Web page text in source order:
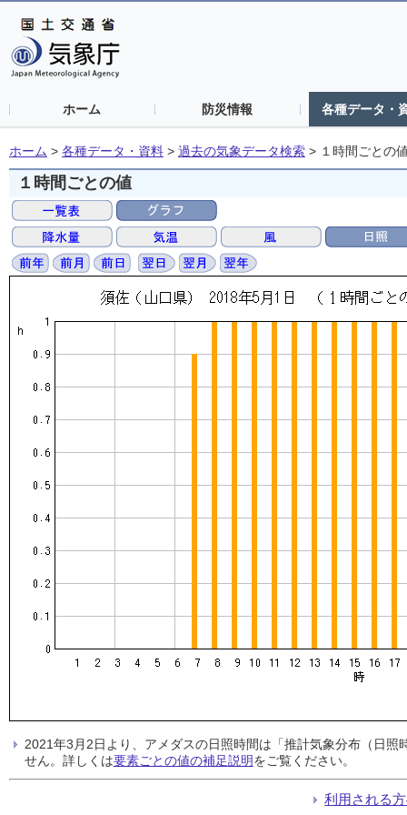
ホーム 防災情報 各種データ・
ホーム > 各種データ・資料 > 過去の気象データ検索 > １時間ごとの
１時間ごとの値
2021年3月2日より、アメダスの日照時間は「推計気象分布（日
せん。詳しくは要素ごとの値の補足説明をご覧ください。
利用される